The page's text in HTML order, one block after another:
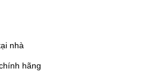
nhà
hãng